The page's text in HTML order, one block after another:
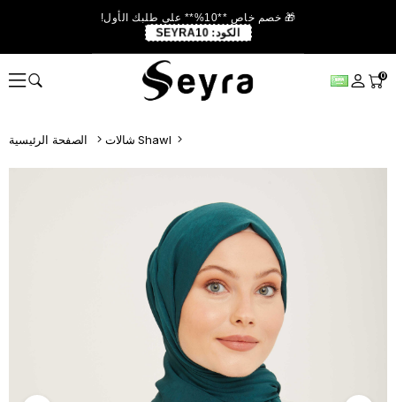
🎁 خصم خاص **10%** على طلبك الأول!
الكود: SEYRA10
0
شالات Shawl